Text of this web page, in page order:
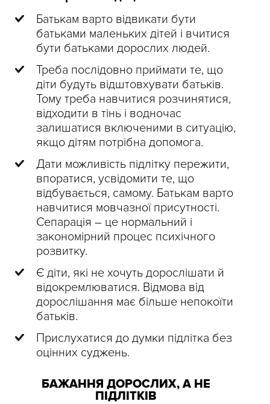
Батькам варто відвикати бути
батьками маленьких дітей і вчитися
бути батьками дорослих людей.
Треба послідовно приймати те, що
діти будуть відштовхувати батьків.
Тому треба навчитися розчинятися,
відходити в тінь і водночас
залишатися включеними в ситуацію,
якщо дітям потрібна допомога.
Дати можливість підлітку пережити,
впоратися, усвідомити те, що
відбувається, самому. Батькам варто
навчитися мовчазної присутності.
Сепарація – це нормальний і
закономірний процес психічного
розвитку.
Є діти, які не хочуть дорослішати й
відокремлюватися. Відмова від
дорослішання має більше непокоїти
батьків.
Прислухатися до думки підлітка без
оцінних суджень.
БАЖАННЯ ДОРОСЛИХ, А НЕ
ПІДЛІТКІВ